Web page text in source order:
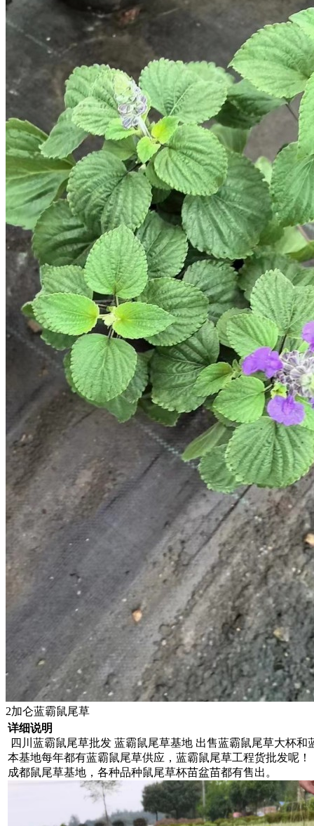
2加仑蓝霸鼠尾草
详细说明
四川蓝霸鼠尾草批发 蓝霸鼠尾草基地 出售蓝霸鼠尾草大杯和
本基地每年都有蓝霸鼠尾草供应，蓝霸鼠尾草工程货批发呢！
成都鼠尾草基地，各种品种鼠尾草杯苗盆苗都有售出。